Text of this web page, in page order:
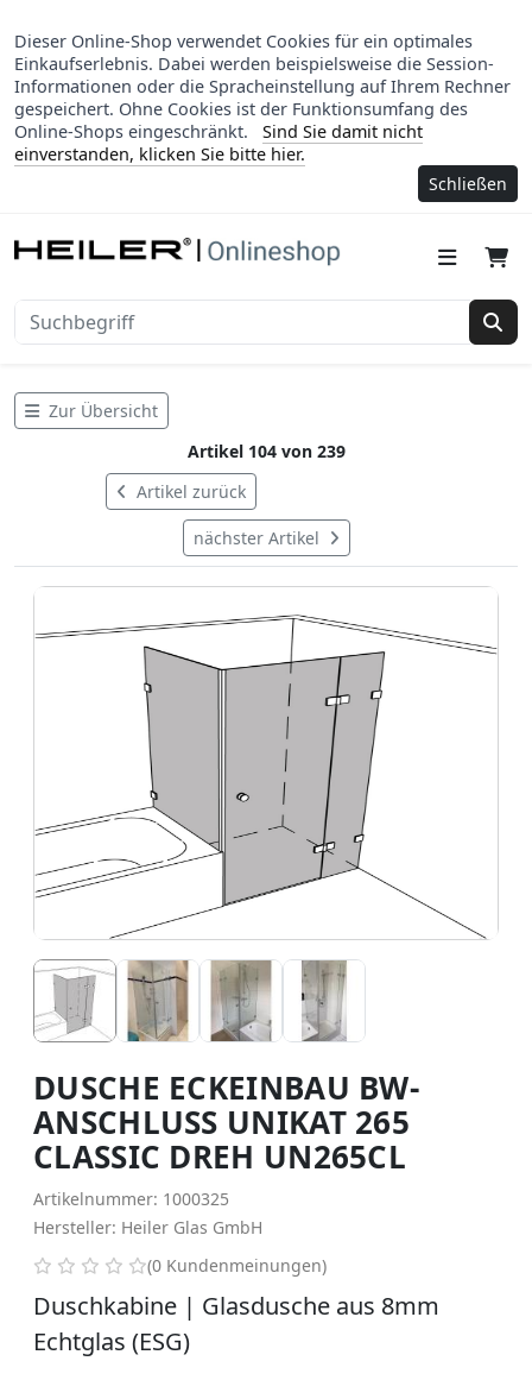
Dieser Online-Shop verwendet Cookies für ein optimales
Einkaufserlebnis. Dabei werden beispielsweise die Session-
Informationen oder die Spracheinstellung auf Ihrem Rechner
gespeichert. Ohne Cookies ist der Funktionsumfang des
Online-Shops eingeschränkt.
Sind Sie damit nicht
einverstanden, klicken Sie bitte hier.
Schließen
Zur Übersicht
Artikel zurück
Artikel 104 von 239
nächster Artikel
DUSCHE ECKEINBAU BW-
ANSCHLUSS UNIKAT 265
CLASSIC DREH UN265CL
Artikelnummer: 1000325
Hersteller: Heiler Glas GmbH
0 von 5 Sternen
(0 Kundenmeinungen)
Duschkabine | Glasdusche aus 8mm
Echtglas (ESG)